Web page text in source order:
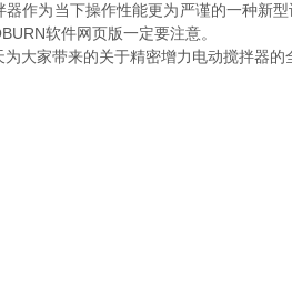
为当下操作性能更为严谨的一种新型
软件网页版一定要注意。
家带来的关于精密增力电动搅拌器的